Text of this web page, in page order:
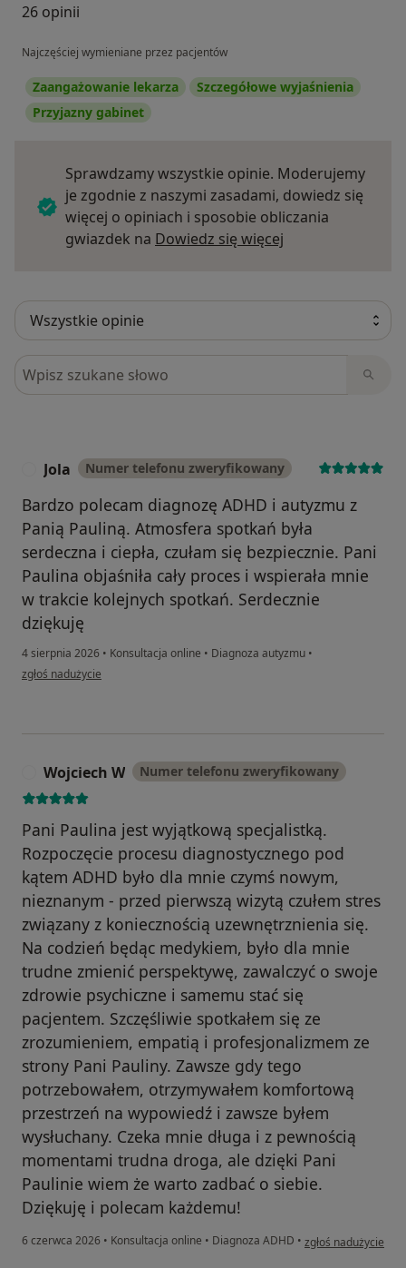
26 opinii
Najczęściej wymieniane przez pacjentów
Zaangażowanie lekarza
Szczegółowe wyjaśnienia
Przyjazny gabinet
Sprawdzamy wszystkie opinie. Moderujemy
je zgodnie z naszymi zasadami, dowiedz się
więcej o opiniach i sposobie obliczania
gwiazdek na Dowiedz się więcej
Szukaj w opiniach
Jola Numer telefonu zweryfikowany
Bardzo polecam diagnozę ADHD i autyzmu z
Panią Pauliną. Atmosfera spotkań była
serdeczna i ciepła, czułam się bezpiecznie. Pani
Paulina objaśniła cały proces i wspierała mnie
w trakcie kolejnych spotkań. Serdecznie
dziękuję
4 sierpnia 2026 • Konsultacja online • Diagnoza autyzmu •
w opinii użytkownika Jola
zgłoś nadużycie
Wojciech W Numer telefonu zweryfikowany
Pani Paulina jest wyjątkową specjalistką.
Rozpoczęcie procesu diagnostycznego pod
kątem ADHD było dla mnie czymś nowym,
nieznanym - przed pierwszą wizytą czułem stres
związany z koniecznością uzewnętrznienia się.
Na codzień będąc medykiem, było dla mnie
trudne zmienić perspektywę, zawalczyć o swoje
zdrowie psychiczne i samemu stać się
pacjentem. Szczęśliwie spotkałem się ze
zrozumieniem, empatią i profesjonalizmem ze
strony Pani Pauliny. Zawsze gdy tego
potrzebowałem, otrzymywałem komfortową
przestrzeń na wypowiedź i zawsze byłem
wysłuchany. Czeka mnie długa i z pewnością
momentami trudna droga, ale dzięki Pani
Paulinie wiem że warto zadbać o siebie.
Dziękuję i polecam każdemu!
6 czerwca 2026 • Konsultacja online • Diagnoza ADHD • w opinii
zgłoś nadużycie